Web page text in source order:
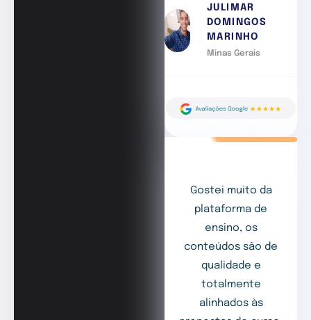
JULIMAR
DOMINGOS
MARINHO
Minas Gerais
Gostei muito da
plataforma de
ensino, os
conteúdos são de
qualidade e
totalmente
alinhados às